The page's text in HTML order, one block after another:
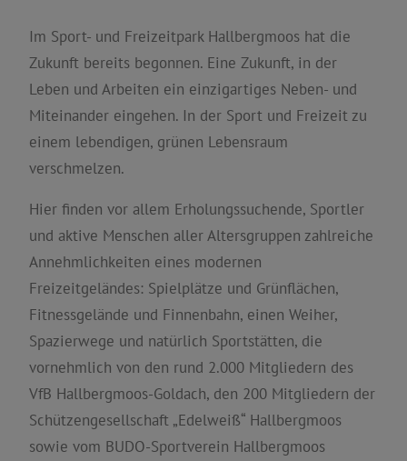
Im Sport- und Freizeitpark Hallbergmoos hat die
Zukunft bereits begonnen. Eine Zukunft, in der
Leben und Arbeiten ein einzigartiges Neben- und
Miteinander eingehen. In der Sport und Freizeit zu
einem lebendigen, grünen Lebensraum
verschmelzen.
Hier finden vor allem Erholungssuchende, Sportler
und aktive Menschen aller Altersgruppen zahlreiche
Annehmlichkeiten eines modernen
Freizeitgeländes: Spielplätze und Grünflächen,
Fitnessgelände und Finnenbahn, einen Weiher,
Spazierwege und natürlich Sportstätten, die
vornehmlich von den rund 2.000 Mitgliedern des
VfB Hallbergmoos-Goldach, den 200 Mitgliedern der
Schützengesellschaft „Edelweiß“ Hallbergmoos
sowie vom BUDO-Sportverein Hallbergmoos